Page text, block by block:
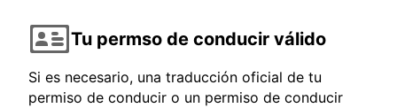
Tu permso de conducir válido
Si es necesario, una traducción oficial de tu
permiso de conducir o un permiso de conducir